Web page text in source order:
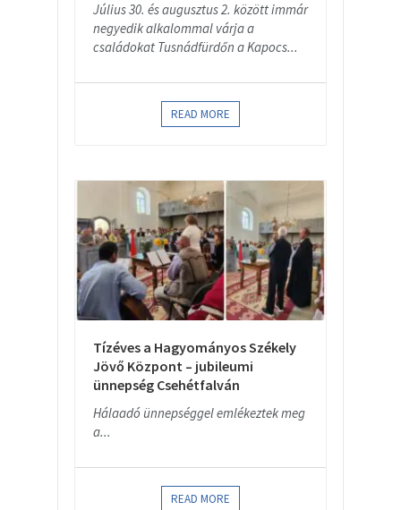
Július 30. és augusztus 2. között immár
negyedik alkalommal várja a
családokat Tusnádfürdőn a Kapocs...
READ MORE
Tízéves a Hagyományos Székely
Jövő Központ – jubileumi
ünnepség Csehétfalván
Hálaadó ünnepséggel emlékeztek meg
a...
READ MORE